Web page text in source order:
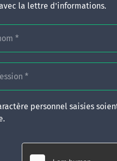
la lettre d'informations.
*
*
personnel saisies